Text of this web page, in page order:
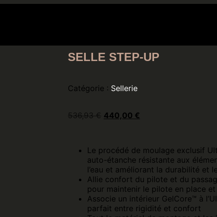
SELLE STEP-UP
Catégorie : Sellerie
536,93€ 440,00 €
Le procédé de moulage exclusif
auto-étanche résistante aux
l’eau et améliorant la durabilité et
Allie confort du pilote et du
pour maintenir le pilote en place
Associe un intérieur GelCore™ à
parfait entre rigidité et confort